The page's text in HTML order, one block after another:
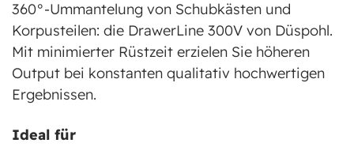
360°-Ummantelung von Schubkästen und
Korpusteilen: die DrawerLine 300V von Düspohl.
Mit minimierter Rüstzeit erzielen Sie höheren
Output bei konstanten qualitativ hochwertigen
Ergebnissen.
Ideal für